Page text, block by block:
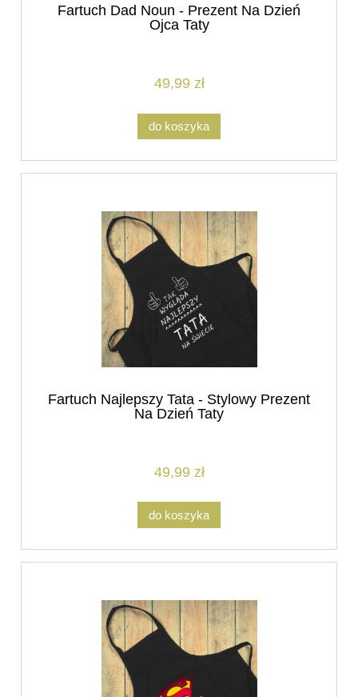
Fartuch Dad Noun - Prezent Na Dzień
Ojca Taty
49,99 zł
do koszyka
Fartuch Najlepszy Tata - Stylowy Prezent
Na Dzień Taty
49,99 zł
do koszyka